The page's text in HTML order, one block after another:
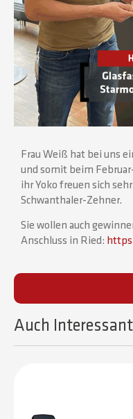
Frau Weiß hat bei uns
und somit beim
ihr Yoko freuen sich
Schwanthaler-Zehner.
Sie wollen auch
Anschluss in Ried:
Auch Interessant​